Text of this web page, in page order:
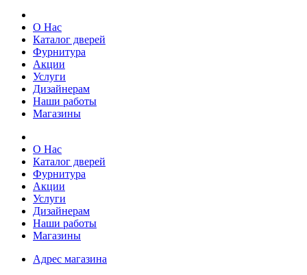
О Нас
Каталог дверей
Фурнитура
Акции
Услуги
Дизайнерам
Наши работы
Магазины
О Нас
Каталог дверей
Фурнитура
Акции
Услуги
Дизайнерам
Наши работы
Магазины
Адрес магазина